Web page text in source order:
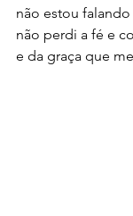
não estou
não perdi a fé e
e da graça que